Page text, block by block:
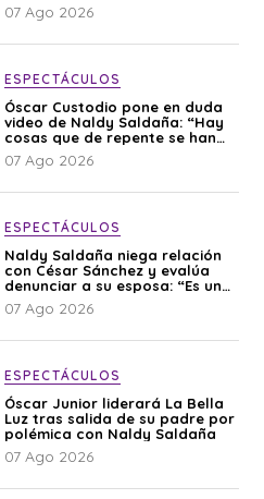
07 Ago 2026
ESPECTÁCULOS
Óscar Custodio pone en duda
video de Naldy Saldaña: “Hay
cosas que de repente se han
editado”
07 Ago 2026
ESPECTÁCULOS
Naldy Saldaña niega relación
con César Sánchez y evalúa
denunciar a su esposa: “Es una
difamación”
07 Ago 2026
ESPECTÁCULOS
Óscar Junior liderará La Bella
Luz tras salida de su padre por
polémica con Naldy Saldaña
07 Ago 2026